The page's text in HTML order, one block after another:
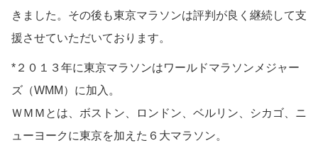
きました。その後も東京マラソンは評判が良く継続して支
援させていただいております。
*２０１３年に東京マラソンはワールドマラソンメジャー
ズ（WMM）に加入。
ＷＭＭとは、ボストン、ロンドン、ベルリン、シカゴ、ニ
ューヨークに東京を加えた６大マラソン。